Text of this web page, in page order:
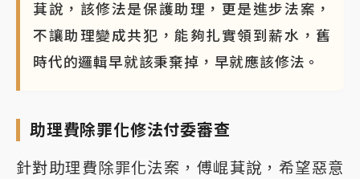
萁說，該修法是保護助理，更是進步法案，
不讓助理變成共犯，能夠扎實領到薪水，舊
時代的邏輯早就該秉棄掉，早就應該修法。
助理費除罪化修法付委審查
針對助理費除罪化法案，傅崐萁說，希望惡意